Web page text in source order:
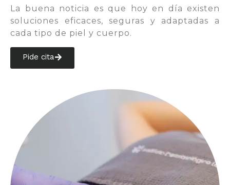
La buena noticia es que hoy en día existen
soluciones eficaces, seguras y adaptadas a
cada tipo de piel y cuerpo.
Pide cita